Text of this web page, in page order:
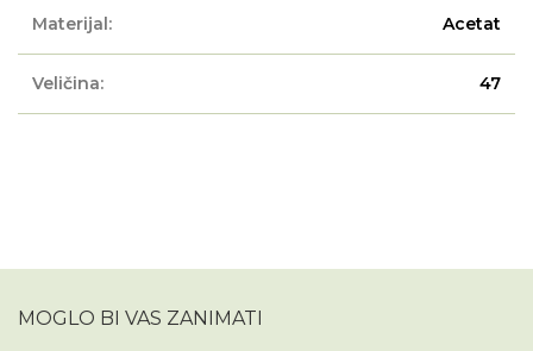
Materijal: Acetat
Veličina: 47
MOGLO BI VAS ZANIMATI